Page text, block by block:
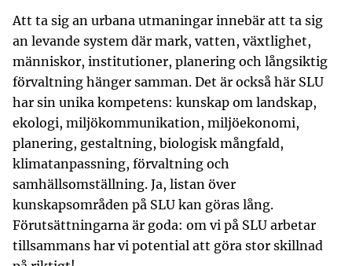
Att ta sig an urbana utmaningar innebär att ta sig
an levande system där mark, vatten, växtlighet,
människor, institutioner, planering och långsiktig
förvaltning hänger samman. Det är också här SLU
har sin unika kompetens: kunskap om landskap,
ekologi, miljökommunikation, miljöekonomi,
planering, gestaltning, biologisk mångfald,
klimatanpassning, förvaltning och
samhällsomställning. Ja, listan över
kunskapsområden på SLU kan göras lång.
Förutsättningarna är goda: om vi på SLU arbetar
tillsammans har vi potential att göra stor skillnad